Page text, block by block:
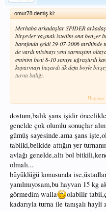
omur78 demiş ki:
Merhaba arkadaşlar SPIDER
birşeyler yazmak istedim ona benzer
barajında geldi 29-07-2006 tarihinde
de vardı misinayı yeni sarmıştım
eminim beni 8-10 saniye uğraştırdı
koparmayı başardı ilk defa böyle
turna balığı.
Not:Birde şu dikkatimi çekti 40 adet
Sevgiler Saygılar
Hepsini
dostum,balık şans işidir
genelde çok olumlu sonuçlar
gümüş sayesinde.ama şans
tabiiki,belkide attığın yer
avlağı genelde,altı bol
olmalı...
büyüklüğü konusunda
yanılmıyosam,bu hayvan 15 kg
görmedim walla
olabilir
kadarıyla turna ile tanışalı